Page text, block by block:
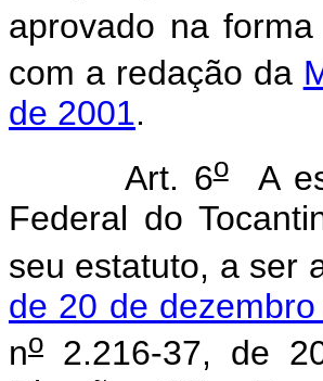
aprovado na
com a redação da
de 2001.
Art. 6oA
Federal do
seu estatuto, a ser
de 20 de
no 2.216-37, de